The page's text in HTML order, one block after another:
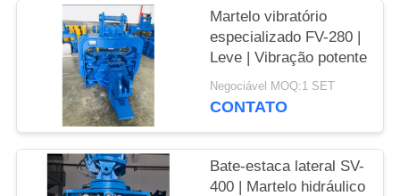
PRIVACY
POLICY
Martelo vibratório
especializado FV-280 |
Leve | Vibração potente
Negociável MOQ:1 SET
CONTATO
Bate-estaca lateral SV-
400 | Martelo hidráulico